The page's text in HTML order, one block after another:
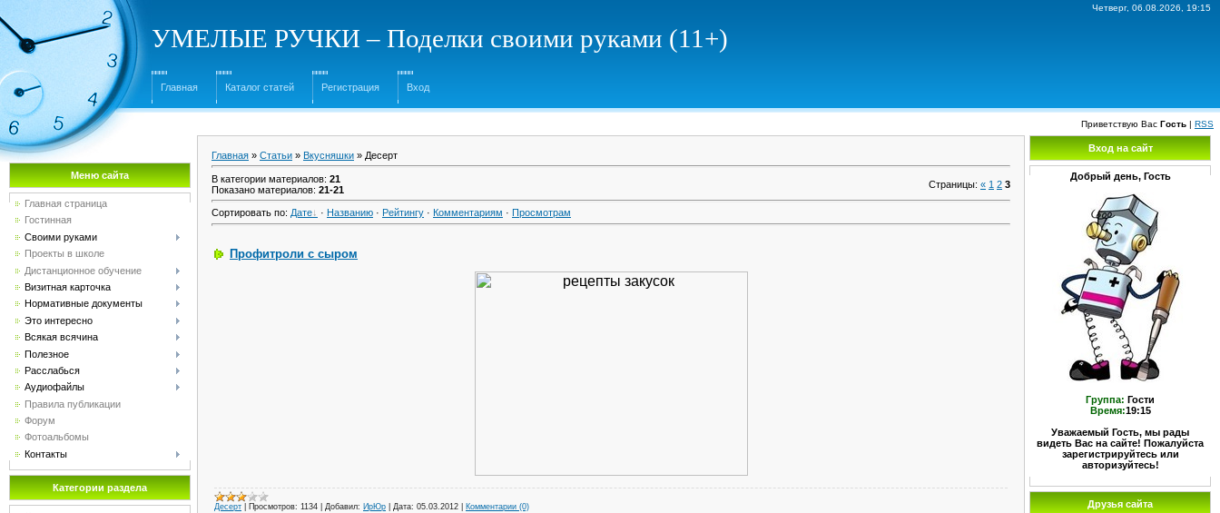
Четверг, 06.08.2026, 19:15
УМЕЛЫЕ РУЧКИ – Поделки своими руками (11+)
Главная Каталог статей Регистрация Вход
Приветствую Вас Гость | RSS
Меню сайта
Главная страница
Гостинная
Своими руками
Проекты в школе
Дистанционное обучение
Визитная карточка
Нормативные документы
Это интересно
Всякая всячина
Полезное
Расслабься
Аудиофайлы
Правила публикации
Форум
Фотоальбомы
Контакты
Категории раздела
Главная » Статьи » Вкусняшки » Десерт
В категории материалов: 21
Показано материалов: 21-21 Страницы: « 1 2 3
Сортировать по: Дате · Названию · Рейтингу · Комментариям · Просмотрам
Профитроли с сыром
Десерт Просмотров: 1134 Добавил: ИрЮр Дата: 05.03.2012 Комментарии (0)
Вход на сайт
Добрый день, Гость
Группа: Гости
Время:19:15
Уважаемый Гость, мы рады
видеть Вас на сайте! Пожалуйста
зарегистрируйтесь или
авторизуйтесь!
Друзья сайта